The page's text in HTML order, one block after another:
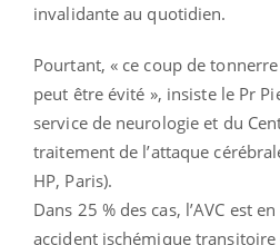
invalidante au quotidien.
Pourtant, « ce coup de
peut être évité », insiste le Pr
service de neurologie et du
traitement de l’attaque
HP, Paris).
Dans 25 % des cas, l’AVC est
accident ischémique transitoire